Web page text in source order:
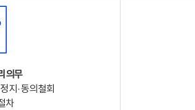
의무
지·동의철회
차